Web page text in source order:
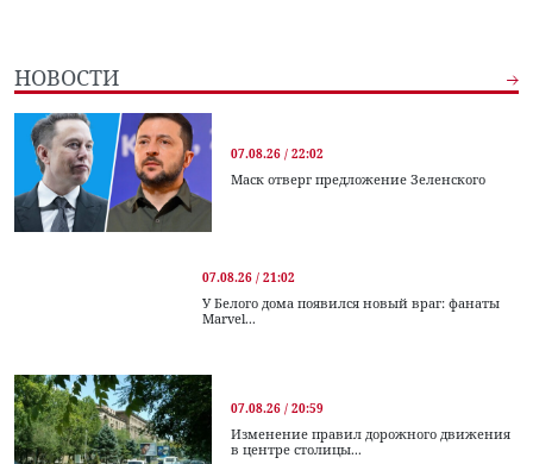
НОВОСТИ
07.08.26 / 22:02
Маск отверг предложение Зеленского
07.08.26 / 21:02
У Белого дома появился новый враг: фанаты
Marvel...
07.08.26 / 20:59
Изменение правил дорожного движения
в центре столицы...